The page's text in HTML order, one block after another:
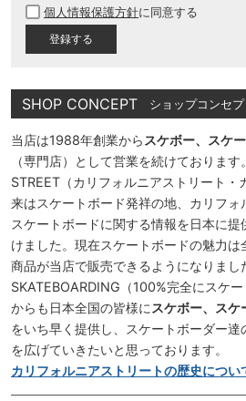
須
個人情報保護方針に同意する
SHOP CONCEPT ショップコンセプ
当店は1988年創業から スケボー、スケ
（専門店）として営業を続けておりま
STREET（カリフォルニアストリート・
来はスケートボード発祥の地、カリフ
スケートボードに関する情報を日本に
けました。現在スケートボードの魅力
商品が当店で販売できるようになりまし
SKATEBOARDING（100%完全にスケ
からも日本全国の皆様に スケボー、スケ
をいち早く提供し、スケートボーダー
を広げていきたいと思っております。
カリフォルニアストリートの歴史につい